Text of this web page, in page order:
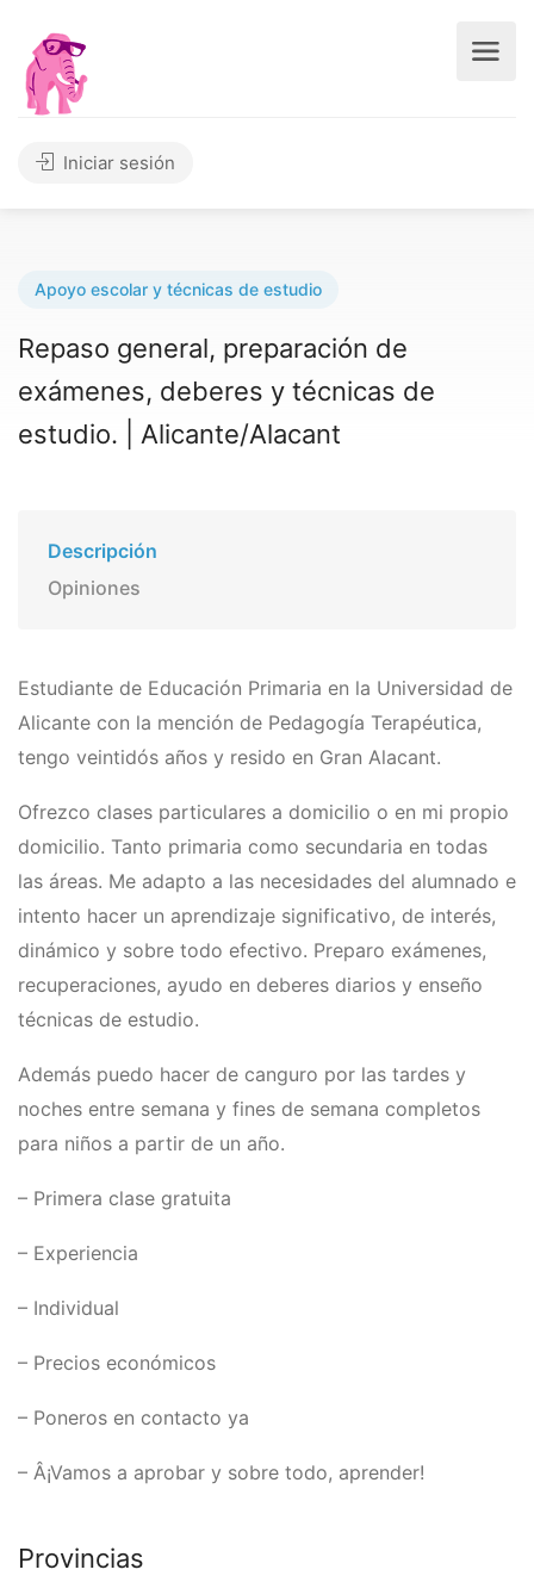
Iniciar sesión
Apoyo escolar y técnicas de estudio
Repaso general, preparación de
exámenes, deberes y técnicas de
estudio. | Alicante/Alacant
Descripción
Opiniones
Estudiante de Educación Primaria en la Universidad de
Alicante con la mención de Pedagogí­a Terapéutica,
tengo veintidós años y resido en Gran Alacant.
Ofrezco clases particulares a domicilio o en mi propio
domicilio. Tanto primaria como secundaria en todas
las áreas. Me adapto a las necesidades del alumnado e
intento hacer un aprendizaje significativo, de interés,
dinámico y sobre todo efectivo. Preparo exámenes,
recuperaciones, ayudo en deberes diarios y enseño
técnicas de estudio.
Además puedo hacer de canguro por las tardes y
noches entre semana y fines de semana completos
para niños a partir de un año.
– Primera clase gratuita
– Experiencia
– Individual
– Precios económicos
– Poneros en contacto ya
– Â¡Vamos a aprobar y sobre todo, aprender!
Provincias